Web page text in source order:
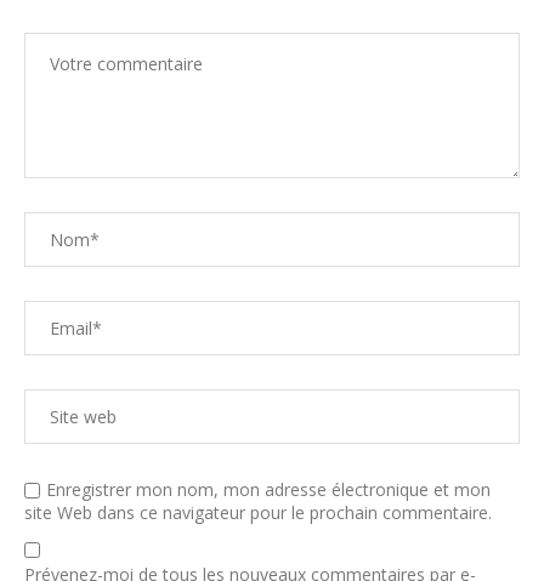
Enregistrer mon nom, mon adresse électronique et mon
site Web dans ce navigateur pour le prochain commentaire.
Prévenez-moi de tous les nouveaux commentaires par e-